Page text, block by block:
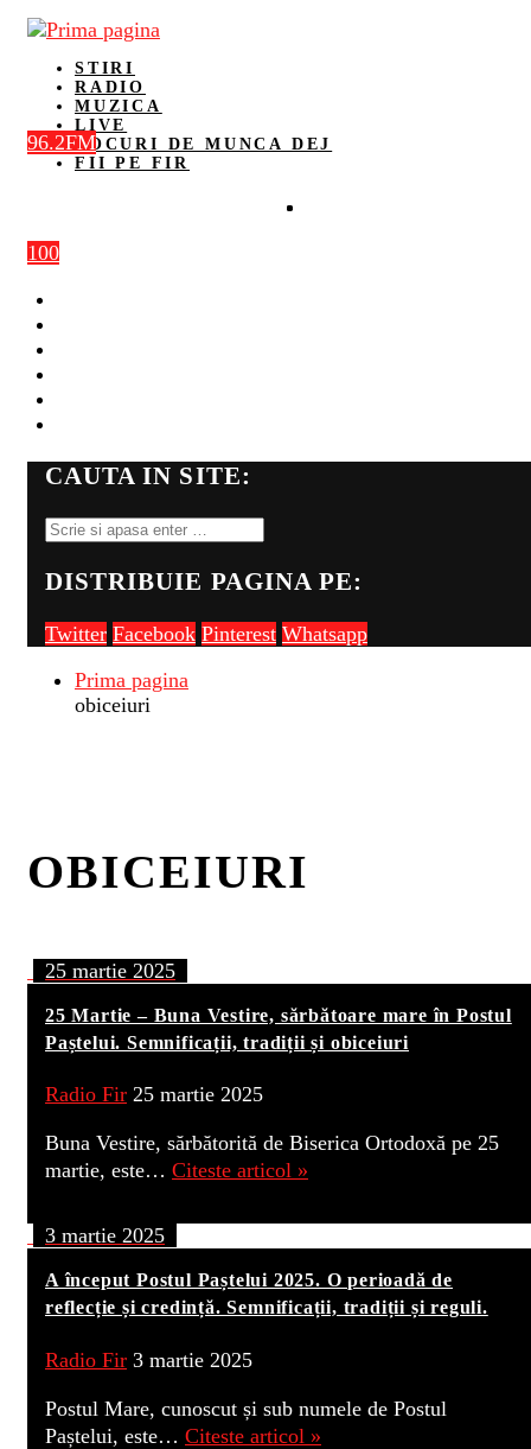
STIRI
RADIO
MUZICA
LIVE
LOCURI DE MUNCA DEJ
FII PE FIR
100
96.2FM
CAUTA IN SITE:
DISTRIBUIE PAGINA PE:
Twitter Facebook Pinterest Whatsapp
Prima pagina
obiceiuri
OBICEIURI
25 martie 2025
25 Martie – Buna Vestire, sărbătoare mare în Postul
Paștelui. Semnificații, tradiții și obiceiuri
Radio Fir 25 martie 2025
Buna Vestire, sărbătorită de Biserica Ortodoxă pe 25
martie, este… Citeste articol »
3 martie 2025
A început Postul Paștelui 2025. O perioadă de
reflecție și credință. Semnificații, tradiții și reguli.
Radio Fir 3 martie 2025
Postul Mare, cunoscut și sub numele de Postul
Paștelui, este… Citeste articol »